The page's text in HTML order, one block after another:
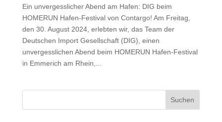
Ein unvergesslicher Abend am Hafen: DIG beim
HOMERUN Hafen-Festival von Contargo! Am Freitag,
den 30. August 2024, erlebten wir, das Team der
Deutschen Import Gesellschaft (DIG), einen
unvergesslichen Abend beim HOMERUN Hafen-Festival
in Emmerich am Rhein,...